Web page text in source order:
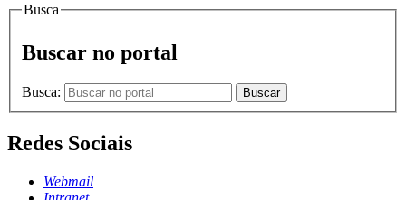
Busca
Buscar no portal
Busca: Buscar
Redes Sociais
Webmail